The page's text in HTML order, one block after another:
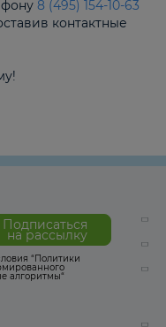
8 (495) 154-10-63
контактные
Подписаться
на рассылку
“Политики
алгоритмы“